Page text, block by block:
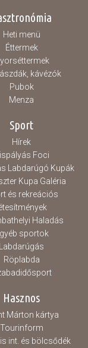
Heti menü
Éttermek
kávézók
Pubok
Menza
Sport
Hírek
Foci
Labdarúgó Kupák
Kupa Galéria
és rekreációs
Haladás
sportok
Labdarúgás
Röplabda
Hasznos
Márton kártya
Tourinform
int. és bölcsődék